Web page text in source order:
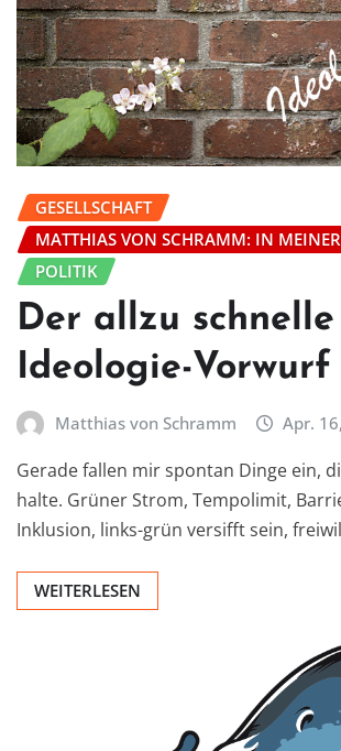
GESELLSCHAFT
MATTHIAS VON SCHRAMM: IN
POLITIK
Der allzu schnelle
Ideologie-Vorwurf
Matthias von Schramm Apr.
Gerade fallen mir spontan Dinge ein,
halte. Grüner Strom, Tempolimit,
Inklusion, links-grün versifft sein,
WEITERLESEN